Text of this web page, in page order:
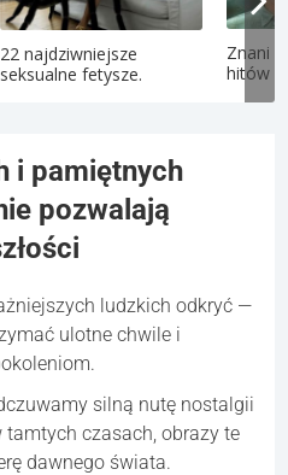
22 najdziwniejsze
seksualne fetysze.
Znani
hitów
i pamiętnych
pozwalają
ludzkich odkryć —
ulotne chwile i
silną nutę nostalgii
czasach, obrazy te
dawnego świata.